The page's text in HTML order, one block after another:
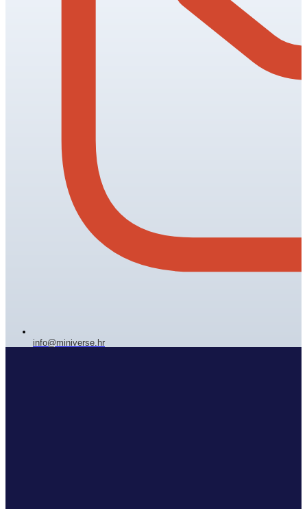
info@miniverse.hr